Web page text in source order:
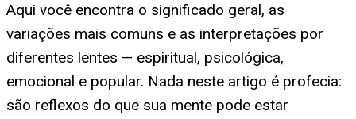
Aqui você encontra o significado geral, as
variações mais comuns e as interpretações por
diferentes lentes — espiritual, psicológica,
emocional e popular. Nada neste artigo é profecia:
são reflexos do que sua mente pode estar